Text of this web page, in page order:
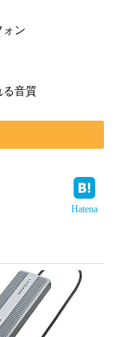
ォン
る音質
Hatena